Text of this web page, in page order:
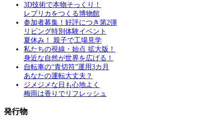
3D技術で本物そっくり！
レプリカをつくる博物館
参加者募集！好評につき第2弾
リビング特別体験イベント
夏休み！ 親子で工場見学
私たちの視線・始点 拡大版！
身近な自然が世界を広げる！
自転車の“青切符”運用3カ月
あなたの運転大丈夫？
ジメジメな日も心地よく
梅雨は香りでリフレッシュ
発行物